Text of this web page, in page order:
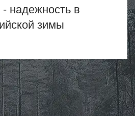
надежность в
зимы